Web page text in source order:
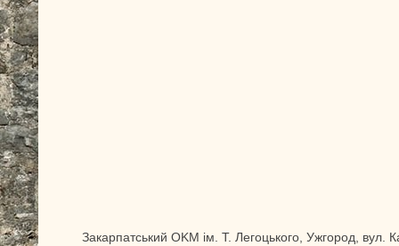
Закарпатський OKM ім. Т. Легоцького, Ужгород,